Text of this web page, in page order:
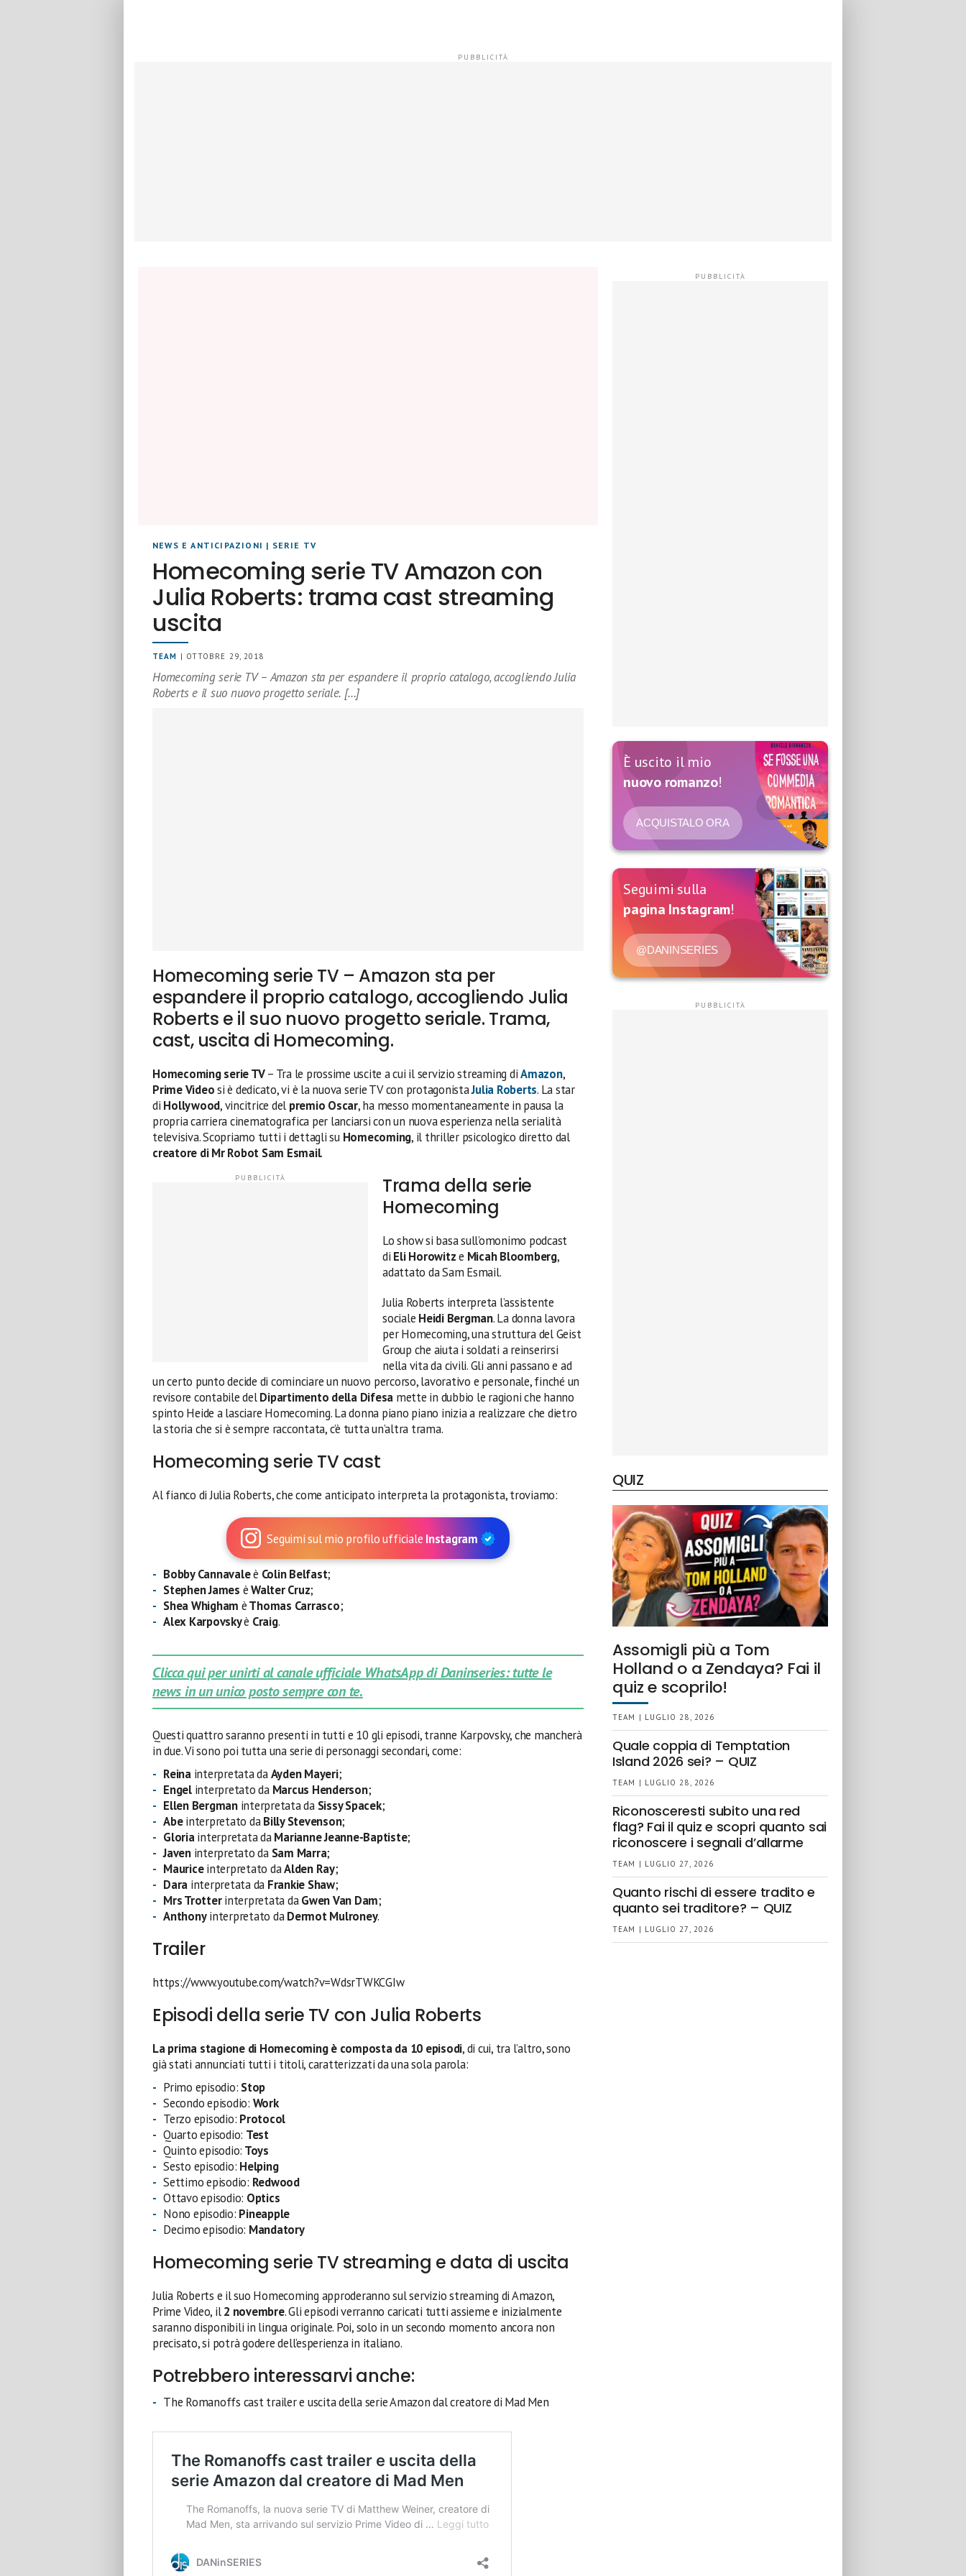
NEWS E ANTICIPAZIONI | SERIE TV
Homecoming serie TV Amazon con
Julia Roberts: trama cast streaming
uscita
TEAM | OTTOBRE 29, 2018
Homecoming serie TV – Amazon sta per espandere il proprio catalogo, accogliendo Julia
Roberts e il suo nuovo progetto seriale. […]
Homecoming serie TV – Amazon sta per
espandere il proprio catalogo, accogliendo Julia
Roberts e il suo nuovo progetto seriale. Trama,
cast, uscita di Homecoming.
Homecoming serie TV– Tra le prossime uscite a cui il servizio streaming diAmazon,
Prime Videosi è dedicato, vi è la nuova serie TV con protagonistaJulia Roberts. La star
di Hollywood, vincitrice del premio Oscar, ha messo momentaneamente in pausa la
propria carriera cinematografica per lanciarsi con un nuova esperienza nella serialità
televisiva. Scopriamo tutti i dettagli su Homecoming, il thriller psicologico diretto dal
creatore di Mr Robot Sam Esmail.
Trama della serie
Homecoming
Lo show si basa sull’omonimo podcast
di Eli Horowitze Micah Bloomberg,
adattato da Sam Esmail.
Julia Roberts interpreta l’assistente
sociale Heidi Bergman. La donna lavora
per Homecoming, una struttura del Geist
Group che aiuta i soldati a reinserirsi
nella vita da civili. Gli anni passano e ad
un certo punto decide di cominciare un nuovo percorso, lavorativo e personale, finché un
revisore contabile delDipartimento della Difesa mette in dubbio le ragioni che hanno
spinto Heide a lasciare Homecoming. La donna piano piano inizia a realizzare che dietro
la storia che si è sempre raccontata, c’è tutta un’altra trama.
Homecoming serie TV cast
Al fianco di Julia Roberts, che come anticipato interpreta la protagonista, troviamo:
Seguimi sul mio profilo ufficiale Instagram
Bobby Cannavaleè Colin Belfast;
Stephen James èWalter Cruz;
Shea Whigham èThomas Carrasco;
Alex Karpovskyè Craig.
Clicca qui per unirti al canale ufficiale WhatsApp di Daninseries: tutte le
news in un unico posto sempre con te.
Questi quattro saranno presenti in tutti e 10 gli episodi, tranne Karpovsky, che mancherà
in due. Vi sono poi tutta una serie di personaggi secondari, come:
Reina interpretata daAyden Mayeri;
Engel interpretato da Marcus Henderson;
Ellen Bergman interpretata da Sissy Spacek;
Abeinterpretato daBilly Stevenson;
Gloriainterpretata daMarianne Jeanne-Baptiste;
Javen interpretato da Sam Marra;
Mauriceinterpretato daAlden Ray;
Dara interpretata da Frankie Shaw;
Mrs Trotterinterpretata daGwen Van Dam;
Anthonyinterpretato daDermot Mulroney.
Trailer
https://www.youtube.com/watch?v=WdsrTWKCGIw
Episodi della serie TV con Julia Roberts
La prima stagione di Homecoming è composta da 10 episodi, di cui, tra l’altro, sono
già stati annunciati tutti i titoli, caratterizzati da una sola parola:
Primo episodio: Stop
Secondo episodio: Work
Terzo episodio: Protocol
Quarto episodio: Test
Quinto episodio: Toys
Sesto episodio: Helping
Settimo episodio: Redwood
Ottavo episodio: Optics
Nono episodio: Pineapple
Decimo episodio: Mandatory
Homecoming serie TV streaming e data di uscita
Julia Roberts e il suo Homecoming approderanno sul servizio streaming di Amazon,
Prime Video, il2 novembre. Gli episodi verranno caricati tutti assieme e inizialmente
saranno disponibili in lingua originale. Poi, solo in un secondo momento ancora non
precisato, si potrà godere dell’esperienza in italiano.
Potrebbero interessarvi anche:
The Romanoffs cast trailer e uscita della serie Amazon dal creatore di Mad Men
È uscito il mio
nuovo romanzo!
ACQUISTALO ORA
Seguimi sulla
pagina Instagram!
@DANINSERIES
QUIZ
Assomigli più a Tom
Holland o a Zendaya? Fai il
quiz e scoprilo!
TEAM | LUGLIO 28, 2026
Quale coppia di Temptation
Island 2026 sei? – QUIZ
TEAM | LUGLIO 28, 2026
Riconosceresti subito una red
flag? Fai il quiz e scopri quanto sai
riconoscere i segnali d’allarme
TEAM | LUGLIO 27, 2026
Quanto rischi di essere tradito e
quanto sei traditore? – QUIZ
TEAM | LUGLIO 27, 2026